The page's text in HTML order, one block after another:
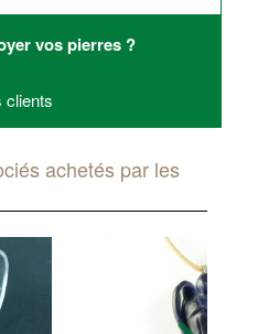
vos pierres ?
clients
achetés par les